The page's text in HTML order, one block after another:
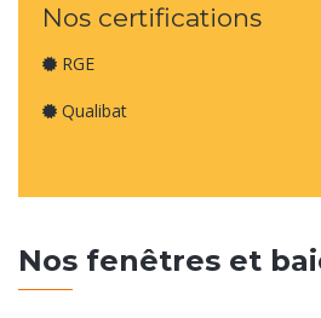
Nos certifications
RGE
Qualibat
Nos fenêtres et